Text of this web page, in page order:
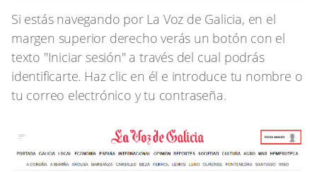
Si estás navegando por La Voz de Galicia, en el
margen superior derecho verás un botón con el
texto "Iniciar sesión" a través del cual podrás
identificarte. Haz clic en él e introduce tu nombre o
tu correo electrónico y tu contraseña.